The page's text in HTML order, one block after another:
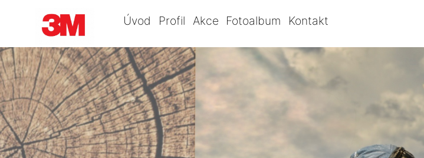
Úvod Profil Akce Fotoalbum Kontakt